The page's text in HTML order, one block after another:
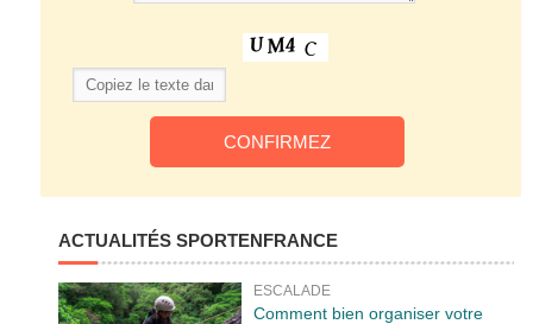
ACTUALITÉS SPORTENFRANCE
ESCALADE
Comment bien organiser votre